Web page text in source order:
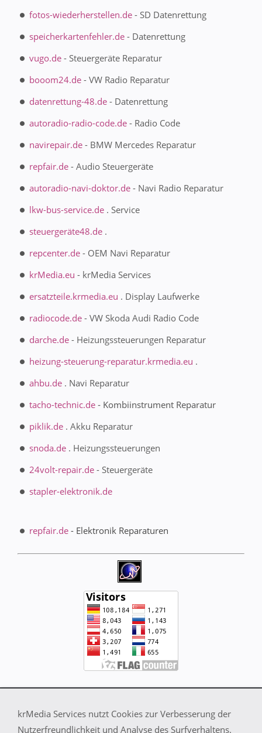
fotos-wiederherstellen.de - SD Datenrettung
speicherkartenfehler.de - Datenrettung
vugo.de - Steuergeräte Reparatur
booom24.de - VW Radio Reparatur
datenrettung-48.de - Datenrettung
autoradio-radio-code.de - Radio Code
navirepair.de - BMW Mercedes Reparatur
repfair.de - Audio Steuergeräte
autoradio-navi-doktor.de - Navi Radio Reparatur
lkw-bus-service.de . Service
steuergeräte48.de .
repcenter.de - OEM Navi Reparatur
krMedia.eu - krMedia Services
ersatzteile.krmedia.eu . Display Laufwerke
radiocode.de - VW Skoda Audi Radio Code
darche.de - Heizungssteuerungen Reparatur
heizung-steuerung-reparatur.krmedia.eu .
ahbu.de . Navi Reparatur
tacho-technic.de - Kombiinstrument Reparatur
piklik.de . Akku Reparatur
snoda.de . Heizungssteuerungen
24volt-repair.de - Steuergeräte
stapler-elektronik.de
repfair.de - Elektronik Reparaturen
Bildernachweis
krMedia Services nutzt Cookies zur Verbesserung der
Nutzerfreundlichkeit und Analyse des Surfverhaltens.